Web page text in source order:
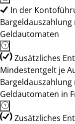
In der
Geldautomaten
Zusätzliches
Mindestentgelt je
Geldautomaten in
Zusätzliches